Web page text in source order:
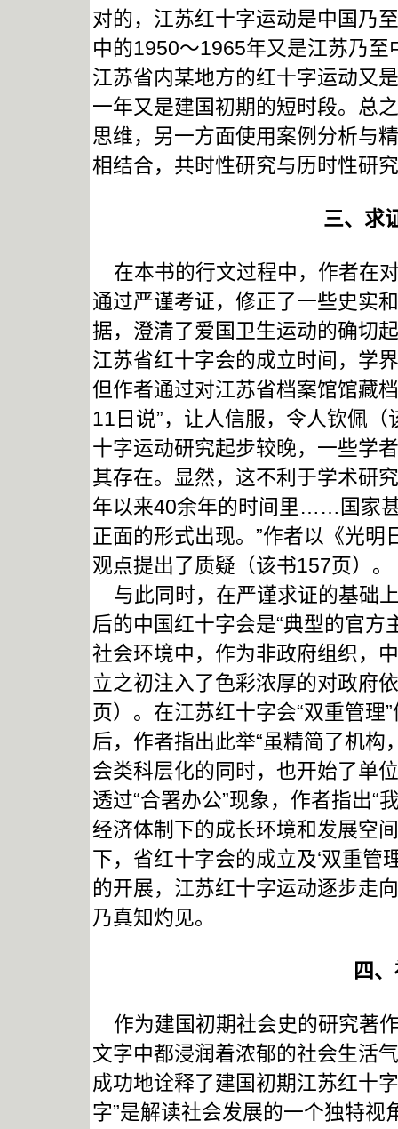
对的，江苏红十字运动是中国乃
中的1950～1965年又是江苏乃
江苏省内某地方的红十字运动又
一年又是建国初期的短时段。总
思维，另一方面使用案例分析与
相结合，共时性研究与历时性研
三、求
在本书的行文过程中，作者在
通过严谨考证，修正了一些史实
据，澄清了爱国卫生运动的确切
江苏省红十字会的成立时间，学
但作者通过对江苏省档案馆馆藏
11日说”，让人信服，令人钦佩
十字运动研究起步较晚，一些学
其存在。显然，这不利于学术研
年以来40余年的时间里……国家甚
正面的形式出现。”作者以《光
观点提出了质疑（该书157页）。
与此同时，在严谨求证的基础
后的中国红十字会是“典型的官方
社会环境中，作为非政府组织，
立之初注入了色彩浓厚的对政府
页）。在江苏红十字会“双重管理
后，作者指出此举“虽精简了机构
会类科层化的同时，也开始了单
透过“合署办公”现象，作者指出
经济体制下的成长环境和发展空
下，省红十字会的成立及‘双重管
的开展，江苏红十字运动逐步走
乃真知灼见。
四
作为建国初期社会史的研究著
文字中都浸润着浓郁的社会生活
成功地诠释了建国初期江苏红十
字”是解读社会发展的一个独特